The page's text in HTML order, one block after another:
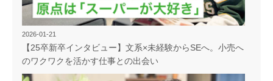
2026-01-21
【25卒新卒インタビュー】文系×未経験からSEへ。小売へ
のワクワクを活かす仕事との出会い